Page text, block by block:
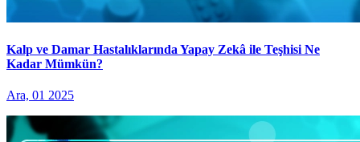
Kalp ve Damar Hastalıklarında Yapay Zekâ ile Teşhisi Ne
Kadar Mümkün?
Ara, 01 2025